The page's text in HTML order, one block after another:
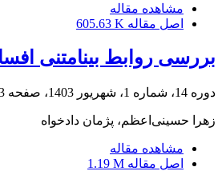
مشاهده مقاله
اصل مقاله 605.63 K
بررسی روابط بینامتنی
دوره 14، شماره 1، شهریور 1403، صفحه
زهرا حسینی‌اعظم، پژمان دادخواه
مشاهده مقاله
اصل مقاله 1.19 M